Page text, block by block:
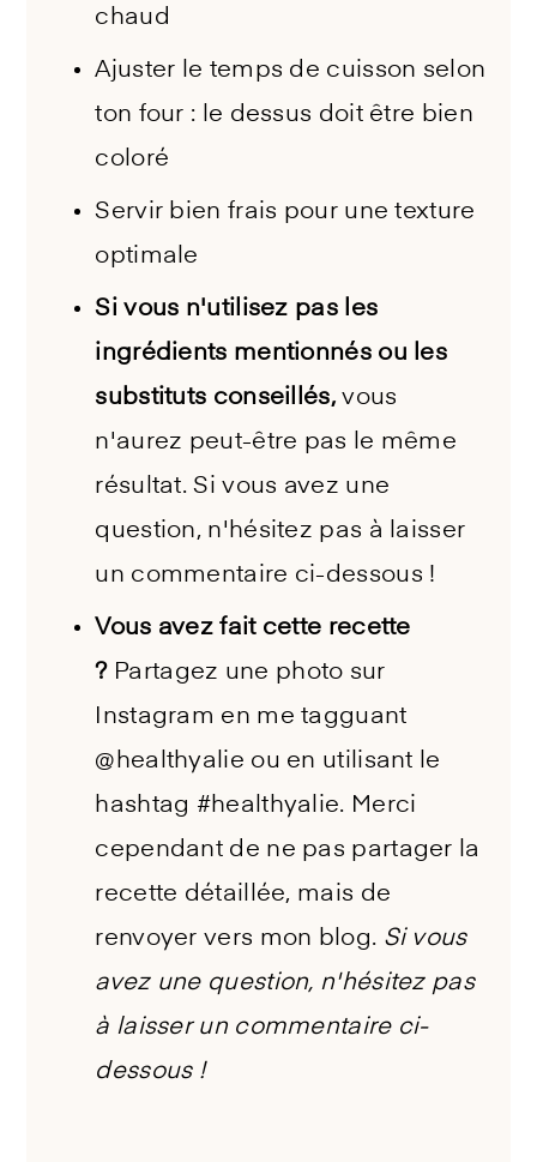
chaud
Ajuster le temps de cuisson selon
ton four : le dessus doit être bien
coloré
Servir bien frais pour une texture
optimale
Si vous n'utilisez pas les
ingrédients mentionnés ou les
substituts conseillés, vous
n'aurez peut-être pas le même
résultat. Si vous avez une
question, n'hésitez pas à laisser
un commentaire ci-dessous !
Vous avez fait cette recette
? Partagez une photo sur
Instagram en me tagguant
@healthyalie ou en utilisant le
hashtag #healthyalie. Merci
cependant de ne pas partager la
recette détaillée, mais de
renvoyer vers mon blog. Si vous
avez une question, n'hésitez pas
à laisser un commentaire ci-
dessous !